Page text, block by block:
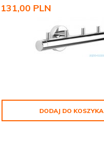
131,00 PLN
DODAJ DO KOSZYKA